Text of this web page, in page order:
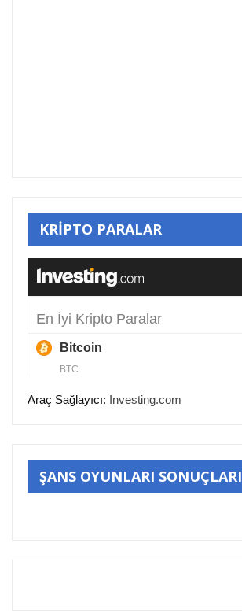
KRİPTO PARALAR
Araç Sağlayıcı: Investing.com
ŞANS OYUNLARI SONUÇLARI